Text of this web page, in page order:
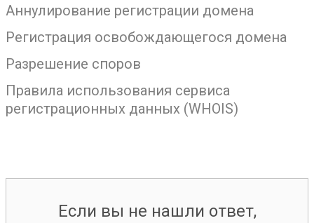
Аннулирование регистрации домена
Регистрация освобождающегося домена
Разрешение споров
Правила использования сервиса
регистрационных данных (WHOIS)
Если вы не нашли ответ,